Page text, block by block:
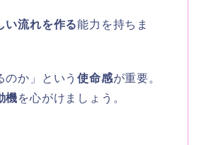
い流れを作る能力を持ちま
のか」という使命感が重要。
機を心がけましょう。